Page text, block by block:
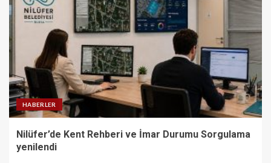
HABERLER
Nilüfer’de Kent Rehberi ve İmar Durumu Sorgulama
yenilendi